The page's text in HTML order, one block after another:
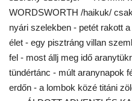
Sajtó
Rendezvény
Humor
WORDSWORTH /haikuk/
nyári szelekben - petét rakott
élet - egy pisztráng villan
fel - most állj meg idő
tündértánc - múlt aranynapok
erdőn - a lombok közé titáni